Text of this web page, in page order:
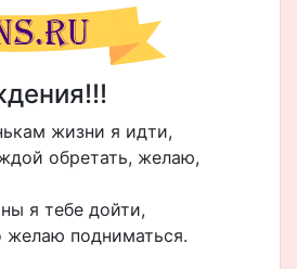
жизни я идти,
обретать, желаю,
я тебе дойти,
желаю подниматься.